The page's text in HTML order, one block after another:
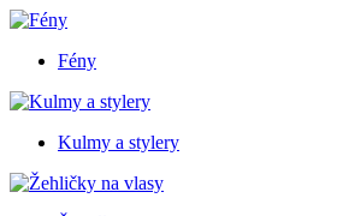
Fény
Kulmy a stylery